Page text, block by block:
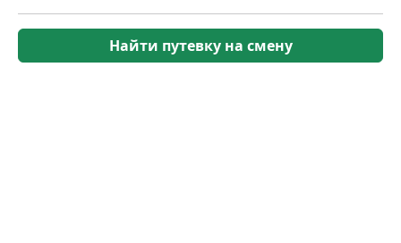
Найти путевку на смену